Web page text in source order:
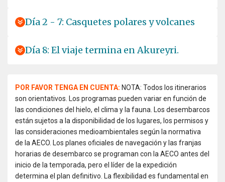
Día 2 - 7: Casquetes polares y volcanes
Día 8: El viaje termina en Akureyri.
POR FAVOR TENGA EN CUENTA: NOTA: Todos los itinerarios
son orientativos. Los programas pueden variar en función de
las condiciones del hielo, el clima y la fauna. Los desembarcos
están sujetos a la disponibilidad de los lugares, los permisos y
las consideraciones medioambientales según la normativa
de la AECO. Los planes oficiales de navegación y las franjas
horarias de desembarco se programan con la AECO antes del
inicio de la temporada, pero el líder de la expedición
determina el plan definitivo. La flexibilidad es fundamental en